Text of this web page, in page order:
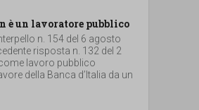
è un lavoratore pubblico
n. 154 del 6 agosto
risposta n. 132 del 2
lavoro pubblico
della Banca d’Italia da un